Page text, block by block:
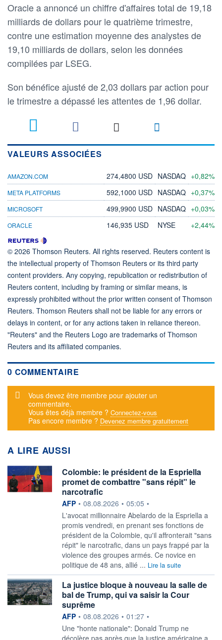
Oracle a annoncé un chiffre d'affaires total de 19,18
milliards de dollars pour le quatrième trimestre,
contre une estimation moyenne des analystes de
19,10 milliards de dollars, selon les données
compilées par LSEG.
Son bénéfice ajusté de 2,03 dollars par action pour
le trimestre a dépassé les attentes de 1,96 dollar.
VALEURS ASSOCIÉES
AMAZON.COM 274,4800 USD NASDAQ +0,82%
META PLATFORMS 592,1000 USD NASDAQ +0,37%
MICROSOFT 499,9900 USD NASDAQ +0,03%
ORACLE 146,935 USD NYSE +2,44%
© 2026 Thomson Reuters. All rights reserved. Reuters content is
the intellectual property of Thomson Reuters or its third party
content providers. Any copying, republication or redistribution of
Reuters content, including by framing or similar means, is
expressly prohibited without the prior written consent of Thomson
Reuters. Thomson Reuters shall not be liable for any errors or
delays in content, or for any actions taken in reliance thereon.
"Reuters" and the Reuters Logo are trademarks of Thomson
Reuters and its affiliated companies.
0 COMMENTAIRE
Message d'alerte
Vous devez être membre pour ajouter un
commentaire.
Vous êtes déjà membre ? Connectez-vous
Pas encore membre ? Devenez membre gratuitement
A LIRE AUSSI
Colombie: le président de la Espriella
promet de combattre "sans répit" le
narcotrafic
information fournie par
AFP • 08.08.2026 • 05:05 •
L'avocat millionnaire Abelardo de la Espriella a
promis vendredi, en prenant ses fonctions de
président de la Colombie, qu'il affronterait "sans
répit" le narcotrafic, dans un pays frappé par la
violence des groupes armés. Ce novice en
politique de 48 ans, allié ... Lire la suite
La justice bloque à nouveau la salle de
bal de Trump, qui va saisir la Cour
suprême
information fournie par
AFP • 08.08.2026 • 01:27 •
Une "honte nationale": Donald Trump ne
décolère pas après que la justice américaine a